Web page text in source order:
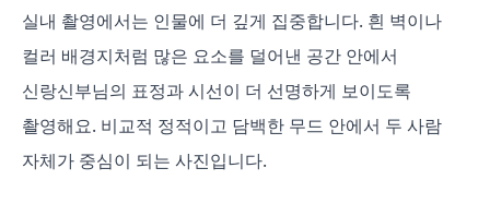
실내 촬영에서는 인물에 더 깊게 집중합니다. 흰 벽이나
컬러 배경지처럼 많은 요소를 덜어낸 공간 안에서
신랑신부님의 표정과 시선이 더 선명하게 보이도록
촬영해요. 비교적 정적이고 담백한 무드 안에서 두 사람
자체가 중심이 되는 사진입니다.